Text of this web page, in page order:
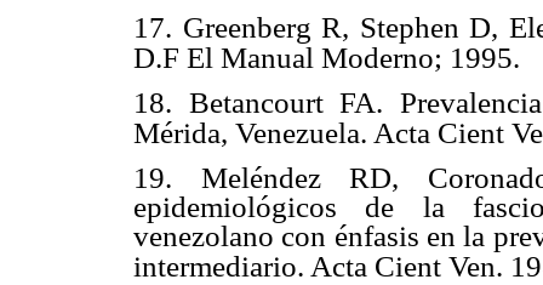
17. Greenberg R, Stephen D,
D.F El Manual Moderno; 1995.
18. Betancourt FA.
Mérida, Venezuela. Acta Cient
19. Meléndez RD,
epidemiológicos de la
venezolano con énfasis en la
intermediario. Acta Cient Ven.